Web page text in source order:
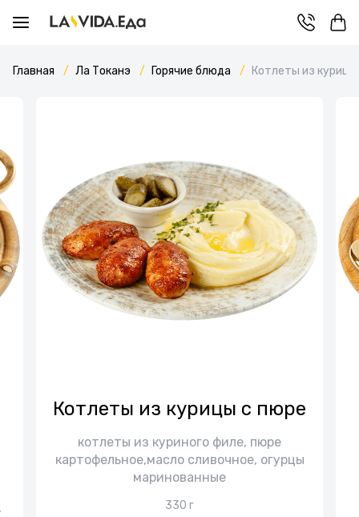
Главная Ла Токанэ Горячие блюда Котлеты из
Котлеты из курицы с пюре
котлеты из куриного филе, пюре
картофельное,масло сливочное, огурцы
маринованные
330 г